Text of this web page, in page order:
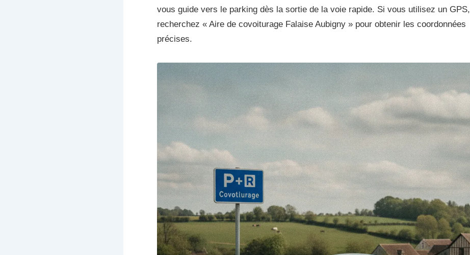
vous guide vers le parking dès la sortie de la voie rapide. Si vous utilisez un GPS,
recherchez « Aire de covoiturage Falaise Aubigny » pour obtenir les coordonnées
précises.